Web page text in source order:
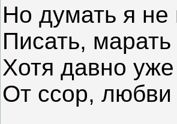
Но думать я не
Писать, марать
Хотя давно уже
От ссор, любви